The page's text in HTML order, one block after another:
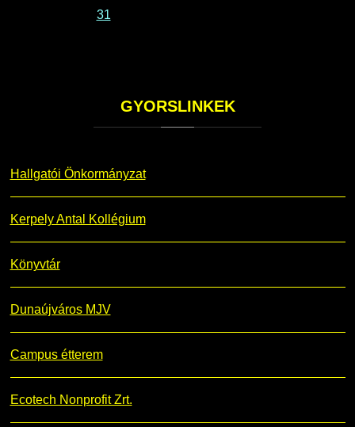
31
GYORSLINKEK
Hallgatói Önkormányzat
Kerpely Antal Kollégium
Könyvtár
Dunaújváros MJV
Campus étterem
Ecotech Nonprofit Zrt.